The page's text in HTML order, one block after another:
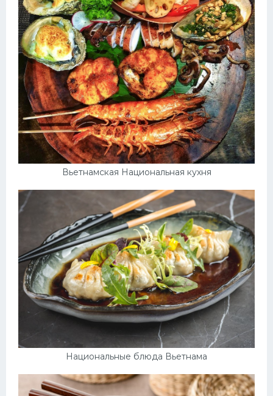
Вьетнамская Национальная кухня
Национальные блюда Вьетнама